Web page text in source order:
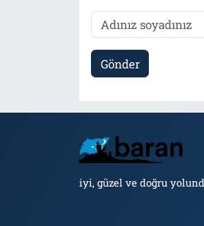
Gönder
iyi, güzel ve doğru